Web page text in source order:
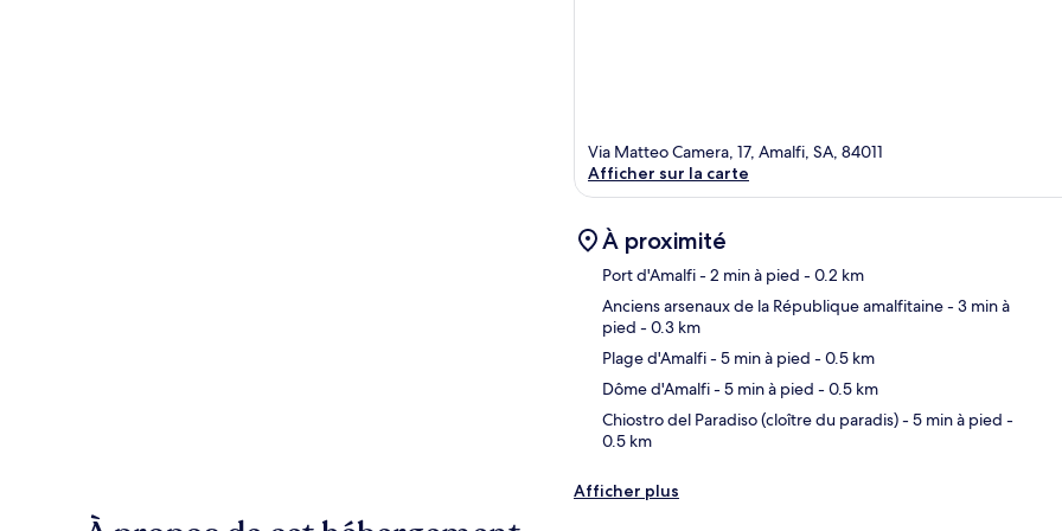
Via Matteo Camera, 17, Amalfi, SA, 84011
Afficher sur la carte
À proximité
Port d'Amalfi- 2 min à pied - 0.2 km
Anciens arsenaux de la République amalfitaine- 3 min à
pied - 0.3 km
Plage d'Amalfi- 5 min à pied - 0.5 km
Dôme d'Amalfi- 5 min à pied - 0.5 km
Chiostro del Paradiso (cloître du paradis)- 5 min à pied -
0.5 km
Afficher plus